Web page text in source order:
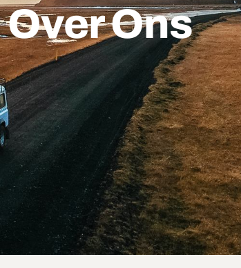
Over Ons